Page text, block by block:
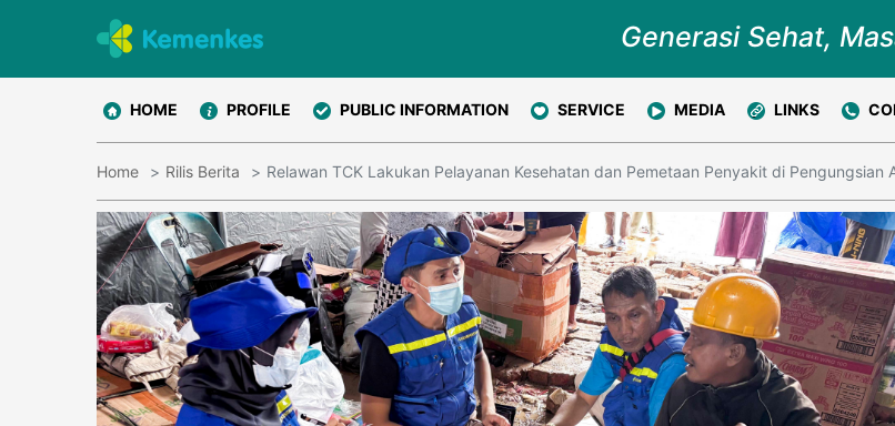
Generasi Sehat,
HOME PROFILE PUBLIC INFORMATION SERVICE MEDIA LINKS
Home Rilis Berita Relawan TCK Lakukan Pelayanan Kesehatan dan Pemetaan Penyakit di Pengungsian